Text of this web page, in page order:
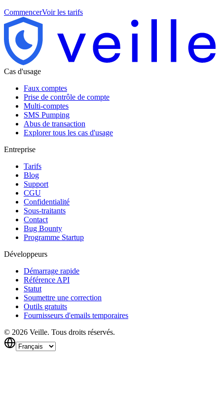
CommencerVoir les tarifs
Cas d'usage
Faux comptes
Prise de contrôle de compte
Multi-comptes
SMS Pumping
Abus de transaction
Explorer tous les cas d'usage
Entreprise
Tarifs
Blog
Support
CGU
Confidentialité
Sous-traitants
Contact
Bug Bounty
Programme Startup
Développeurs
Démarrage rapide
Référence API
Statut
Soumettre une correction
Outils gratuits
Fournisseurs d'emails temporaires
© 2026 Veille. Tous droits réservés.